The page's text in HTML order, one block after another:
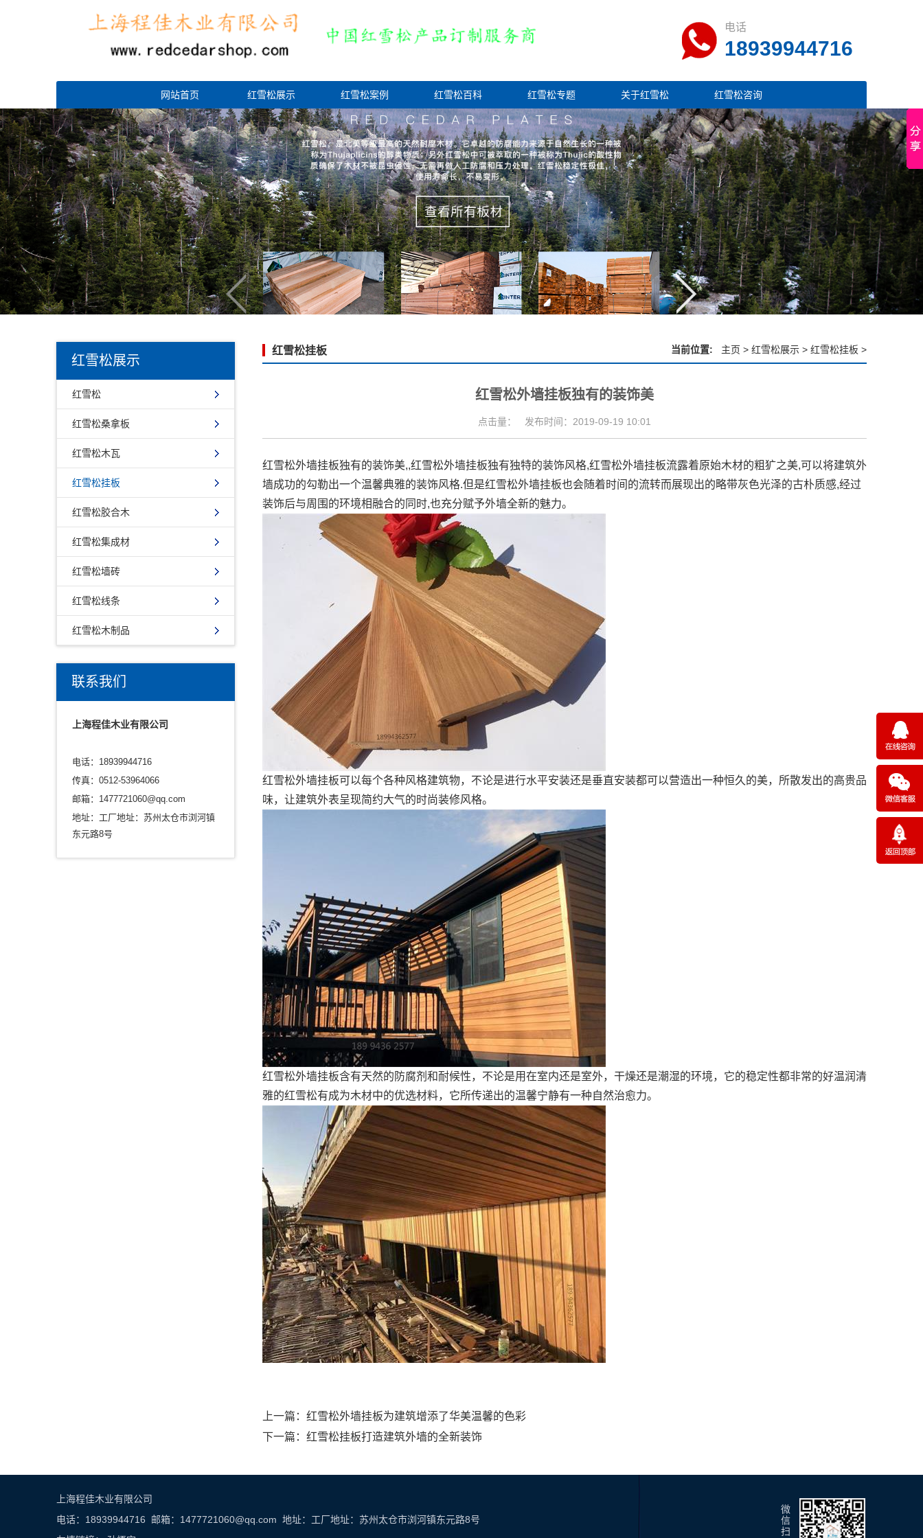
电话
18939944716
网站首页 红雪松展示 红雪松案例 红雪松百科 红雪松专题 关于红雪松 红雪松咨询
红雪松展示
红雪松
红雪松桑拿板
红雪松木瓦
红雪松挂板
红雪松胶合木
红雪松集成材
红雪松墙砖
红雪松线条
红雪松木制品
联系我们
上海程佳木业有限公司
电话：18939944716
传真：0512-53964066
邮箱： 1477721060@qq.com
地址：工厂地址：苏州太仓市浏河镇
东元路8号
红雪松挂板 当前位置: 主页 > 红雪松展示 > 红雪松挂板 >
红雪松外墙挂板独有的装饰美
点击量： 发布时间：2019-09-19 10:01
红雪松外墙挂板独有的装饰美,,红雪松外墙挂板独有独特的装饰风格,红雪松外墙挂板流露着原始木材的粗犷之美,可以将建筑外
墙成功的勾勒出一个温馨典雅的装饰风格.但是红雪松外墙挂板也会随着时间的流转而展现出的略带灰色光泽的古朴质感,经过
装饰后与周围的环境相融合的同时,也充分赋予外墙全新的魅力。
红雪松外墙挂板可以每个各种风格建筑物，不论是进行水平安装还是垂直安装都可以营造出一种恒久的美，所散发出的高贵品
味，让建筑外表呈现简约大气的时尚装修风格。
红雪松外墙挂板含有天然的防腐剂和耐候性，不论是用在室内还是室外，干燥还是潮湿的环境，它的稳定性都非常的好温润清
雅的红雪松有成为木材中的优选材料，它所传递出的温馨宁静有一种自然治愈力。
上一篇： 红雪松外墙挂板为建筑增添了华美温馨的色彩
下一篇： 红雪松挂板打造建筑外墙的全新装饰
上海程佳木业有限公司
电话：18939944716 邮箱：1477721060@qq.com 地址：工厂地址：苏州太仓市浏河镇东元路8号
微
信
扫